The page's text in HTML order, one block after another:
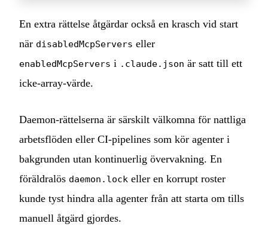
En extra rättelse åtgärdar också en krasch vid start
när disabledMcpServers eller
enabledMcpServers i .claude.json är satt till ett
icke-array-värde.
Daemon-rättelserna är särskilt välkomna för nattliga
arbetsflöden eller CI-pipelines som kör agenter i
bakgrunden utan kontinuerlig övervakning. En
föräldralös daemon.lock eller en korrupt roster
kunde tyst hindra alla agenter från att starta om tills
manuell åtgärd gjordes.